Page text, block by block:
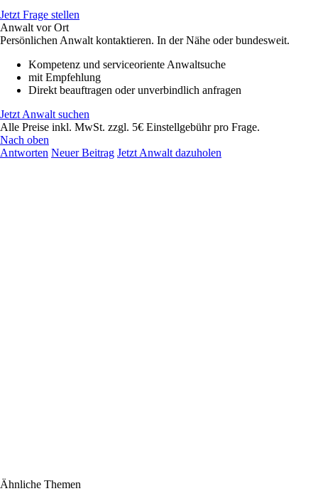
Jetzt Frage stellen
Anwalt vor Ort
Persönlichen Anwalt kontaktieren. In der Nähe oder bundesweit.
Kompetenz und serviceoriente Anwaltsuche
mit Empfehlung
Direkt beauftragen oder unverbindlich anfragen
Jetzt Anwalt suchen
Alle Preise inkl. MwSt. zzgl. 5€ Einstellgebühr pro Frage.
Nach oben
Antworten Neuer Beitrag Jetzt Anwalt dazuholen
Ähnliche Themen